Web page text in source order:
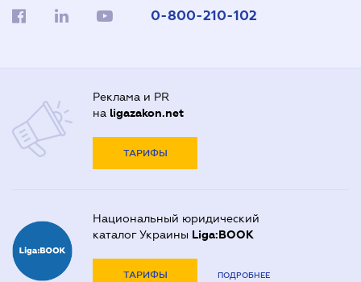
0-800-210-102
Реклама и PR
на ligazakon.net
ТАРИФЫ
Национальный юридический
каталог Украины Liga:BOOK
ТАРИФЫ ПОДРОБНЕЕ